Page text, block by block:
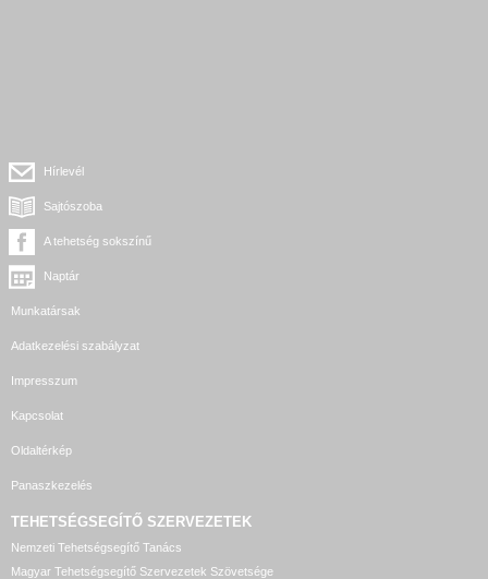
Hírlevél
Sajtószoba
A tehetség sokszínű
Naptár
Munkatársak
Adatkezelési szabályzat
Impresszum
Kapcsolat
Oldaltérkép
Panaszkezelés
TEHETSÉGSEGÍTŐ SZERVEZETEK
Nemzeti Tehetségsegítő Tanács
Magyar Tehetségsegítő Szervezetek Szövetsége